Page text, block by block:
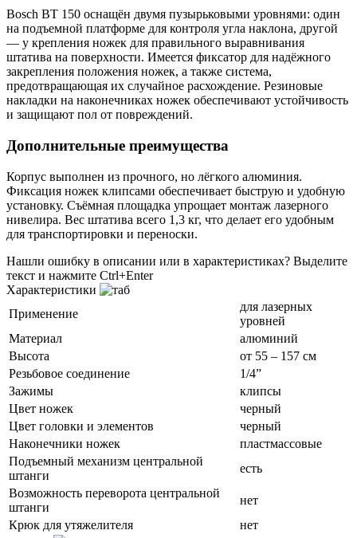
Bosch BT 150 оснащён двумя пузырьковыми уровнями: один
на подъемной платформе для контроля угла наклона, другой
— у крепления ножек для правильного выравнивания
штатива на поверхности. Имеется фиксатор для надёжного
закрепления положения ножек, а также система,
предотвращающая их случайное расхождение. Резиновые
накладки на наконечниках ножек обеспечивают устойчивость
и защищают пол от повреждений.
Дополнительные преимущества
Корпус выполнен из прочного, но лёгкого алюминия.
Фиксация ножек клипсами обеспечивает быструю и удобную
установку. Съёмная площадка упрощает монтаж лазерного
нивелира. Вес штатива всего 1,3 кг, что делает его удобным
для транспортировки и переноски.
Нашли ошибку в описании или в характеристиках? Выделите
текст и нажмите Ctrl+Enter
Характеристики
Применение
для лазерных
уровней
Материал
алюминий
Высота
от 55 – 157 см
Резьбовое соединение
1/4”
Зажимы
клипсы
Цвет ножек
черный
Цвет головки и элементов
черный
Наконечники ножек
пластмассовые
Подъемный механизм центральной
штанги
есть
Возможность переворота центральной
штанги
нет
Крюк для утяжелителя
нет